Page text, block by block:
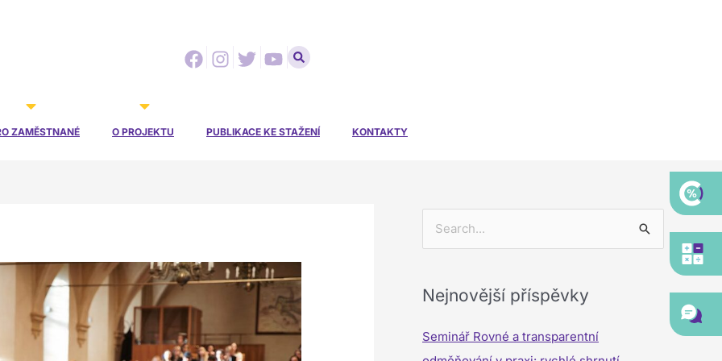
Facebook
Instagram
Twitter
Youtube
ZAMĚSTNANÉ O PROJEKTU PUBLIKACE KE STAŽENÍ KONTAKTY
lNejnovější příspěvky
Seminář Rovné a transparentní